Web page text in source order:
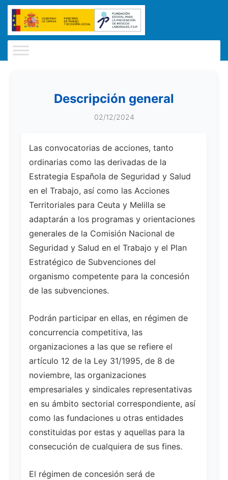
Descripción general
02/12/2024
Las convocatorias de acciones, tanto
ordinarias como las derivadas de la
Estrategia Española de Seguridad y Salud
en el Trabajo, así como las Acciones
Territoriales para Ceuta y Melilla se
adaptarán a los programas y orientaciones
generales de la Comisión Nacional de
Seguridad y Salud en el Trabajo y el Plan
Estratégico de Subvenciones del
organismo competente para la concesión
de las subvenciones.
Podrán participar en ellas, en régimen de
concurrencia competitiva, las
organizaciones a las que se refiere el
artículo 12 de la Ley 31/1995, de 8 de
noviembre, las organizaciones
empresariales y sindicales representativas
en su ámbito sectorial correspondiente, así
como las fundaciones u otras entidades
constituidas por estas y aquellas para la
consecución de cualquiera de sus fines.
El régimen de concesión será de